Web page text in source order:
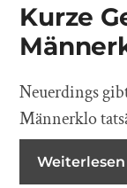
Kurze
Neuerdings
Männerklo
Weiterlesen